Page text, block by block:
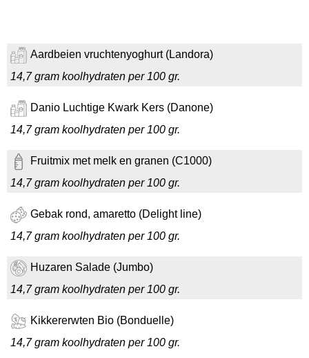
Aardbeien vruchtenyoghurt (Landora)
14,7 gram koolhydraten per 100 gr.
Danio Luchtige Kwark Kers (Danone)
14,7 gram koolhydraten per 100 gr.
Fruitmix met melk en granen (C1000)
14,7 gram koolhydraten per 100 gr.
Gebak rond, amaretto (Delight line)
14,7 gram koolhydraten per 100 gr.
Huzaren Salade (Jumbo)
14,7 gram koolhydraten per 100 gr.
Kikkererwten Bio (Bonduelle)
14,7 gram koolhydraten per 100 gr.